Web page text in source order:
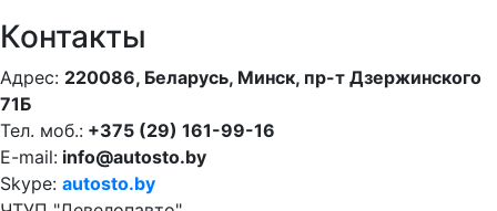
Контакты
Адрес: 220086, Беларусь, Минск, пр-т Дзержинского
71Б
Тел. моб.: +375 (29) 161-99-16
E-mail: info@autosto.by
Skype: autosto.by